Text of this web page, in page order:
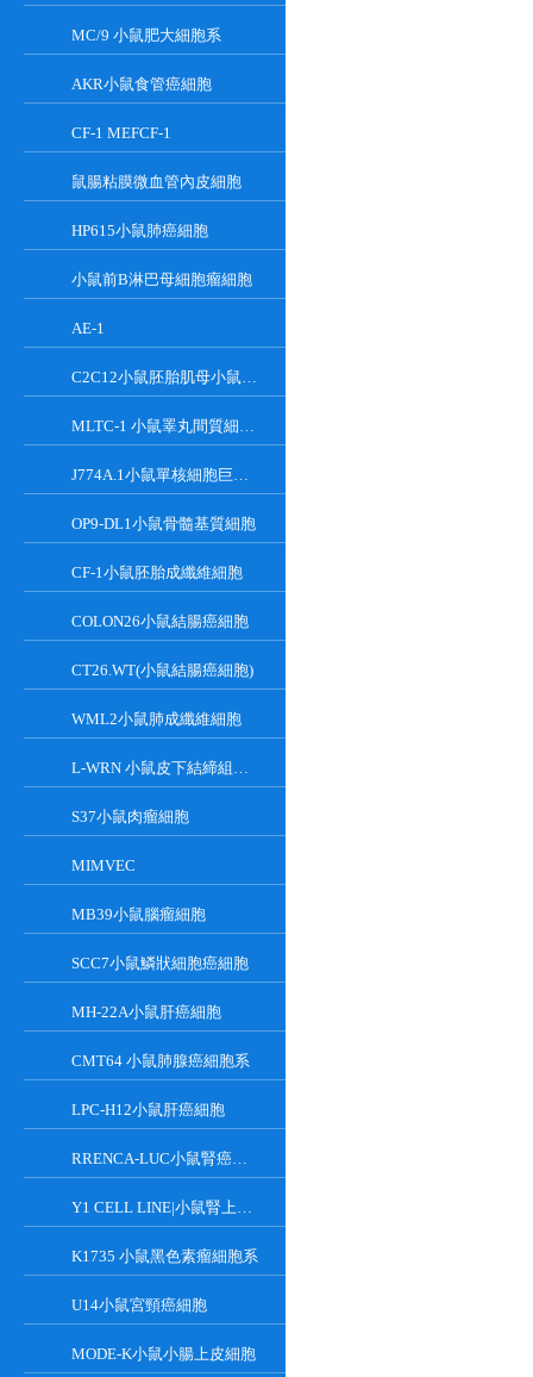
MC/9 小鼠肥大細胞系
AKR小鼠食管癌細胞
CF-1 MEFCF-1
鼠腸粘膜微血管內皮細胞
HP615小鼠肺癌細胞
小鼠前B淋巴母細胞瘤細胞
AE-1
C2C12小鼠胚胎肌母小鼠胚胎肌母細胞
MLTC-1 小鼠睪丸間質細胞瘤細胞系
J774A.1小鼠單核細胞巨噬細胞
OP9-DL1小鼠骨髓基質細胞
CF-1小鼠胚胎成纖維細胞
COLON26小鼠結腸癌細胞
CT26.WT(小鼠結腸癌細胞)
WML2小鼠肺成纖維細胞
L-WRN 小鼠皮下結締組織細胞系
S37小鼠肉瘤細胞
MIMVEC
MB39小鼠腦瘤細胞
SCC7小鼠鱗狀細胞癌細胞
MH-22A小鼠肝癌細胞
CMT64 小鼠肺腺癌細胞系
LPC-H12小鼠肝癌細胞
RRENCA-LUC小鼠腎癌細胞LUC轉染株
Y1 CELL LINE|小鼠腎上腺皮質瘤細胞
K1735 小鼠黑色素瘤細胞系
U14小鼠宮頸癌細胞
MODE-K小鼠小腸上皮細胞